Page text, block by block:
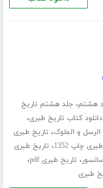
هشتم، جلد هشتم تاریخ
دانلود کتاب تاریخ طبری،
الرسل و الملوک، تاریخ طبری
چاپ 1352 ، تاریخ طبری
، تاریخ طبری pdf ،
طبری